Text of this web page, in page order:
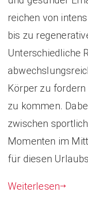
reichen von
bis zu
Unterschiedliche
Körper zu
zu kommen.
zwischen
Momenten im
für diesen
Weiterlesen